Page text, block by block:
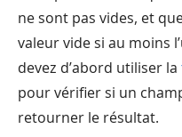
ne sont pas vides, et
valeur vide si au moins
devez d’abord utiliser la
pour vérifier si un
retourner le résultat.